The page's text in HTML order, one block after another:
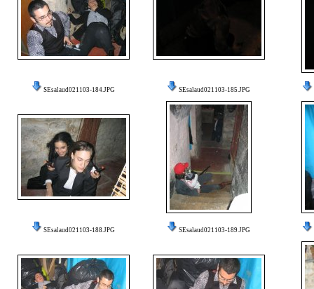
SEsalaud021103-184.JPG SEsalaud021103-185.JPG
SEsalaud021103-188.JPG SEsalaud021103-189.JPG